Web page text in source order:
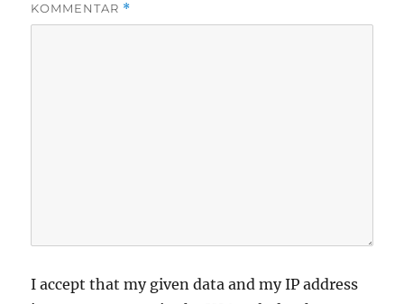
KOMMENTAR *
I accept that my given data and my IP address